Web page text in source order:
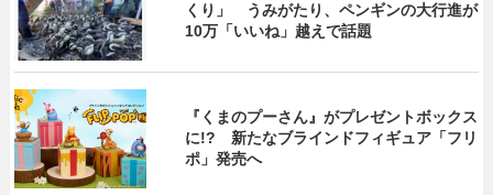
くり」 うみがたり、ペンギンの大行進が
10万「いいね」越えで話題
『くまのプーさん』がプレゼントボックス
に!? 新たなブラインドフィギュア「フリ
ポ」発売へ